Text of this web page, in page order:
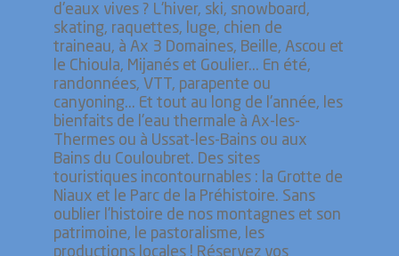
d'eaux vives ? L'hiver, ski, snowboard,
skating, raquettes, luge, chien de
traineau, à Ax 3 Domaines, Beille, Ascou et
le Chioula, Mijanés et Goulier... En été,
randonnées, VTT, parapente ou
canyoning... Et tout au long de l'année, les
bienfaits de l'eau thermale à Ax-les-
Thermes ou à Ussat-les-Bains ou aux
Bains du Couloubret. Des sites
touristiques incontournables : la Grotte de
Niaux et le Parc de la Préhistoire. Sans
oublier l’histoire de nos montagnes et son
patrimoine, le pastoralisme, les
productions locales ! Réservez vos